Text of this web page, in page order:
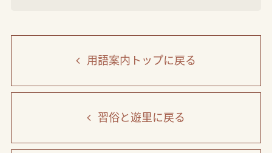
用語案内トップに戻る
習俗と遊里に戻る